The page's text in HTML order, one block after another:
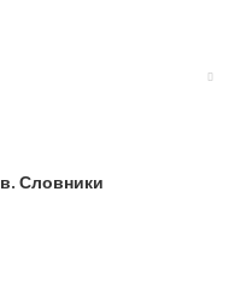
Словники